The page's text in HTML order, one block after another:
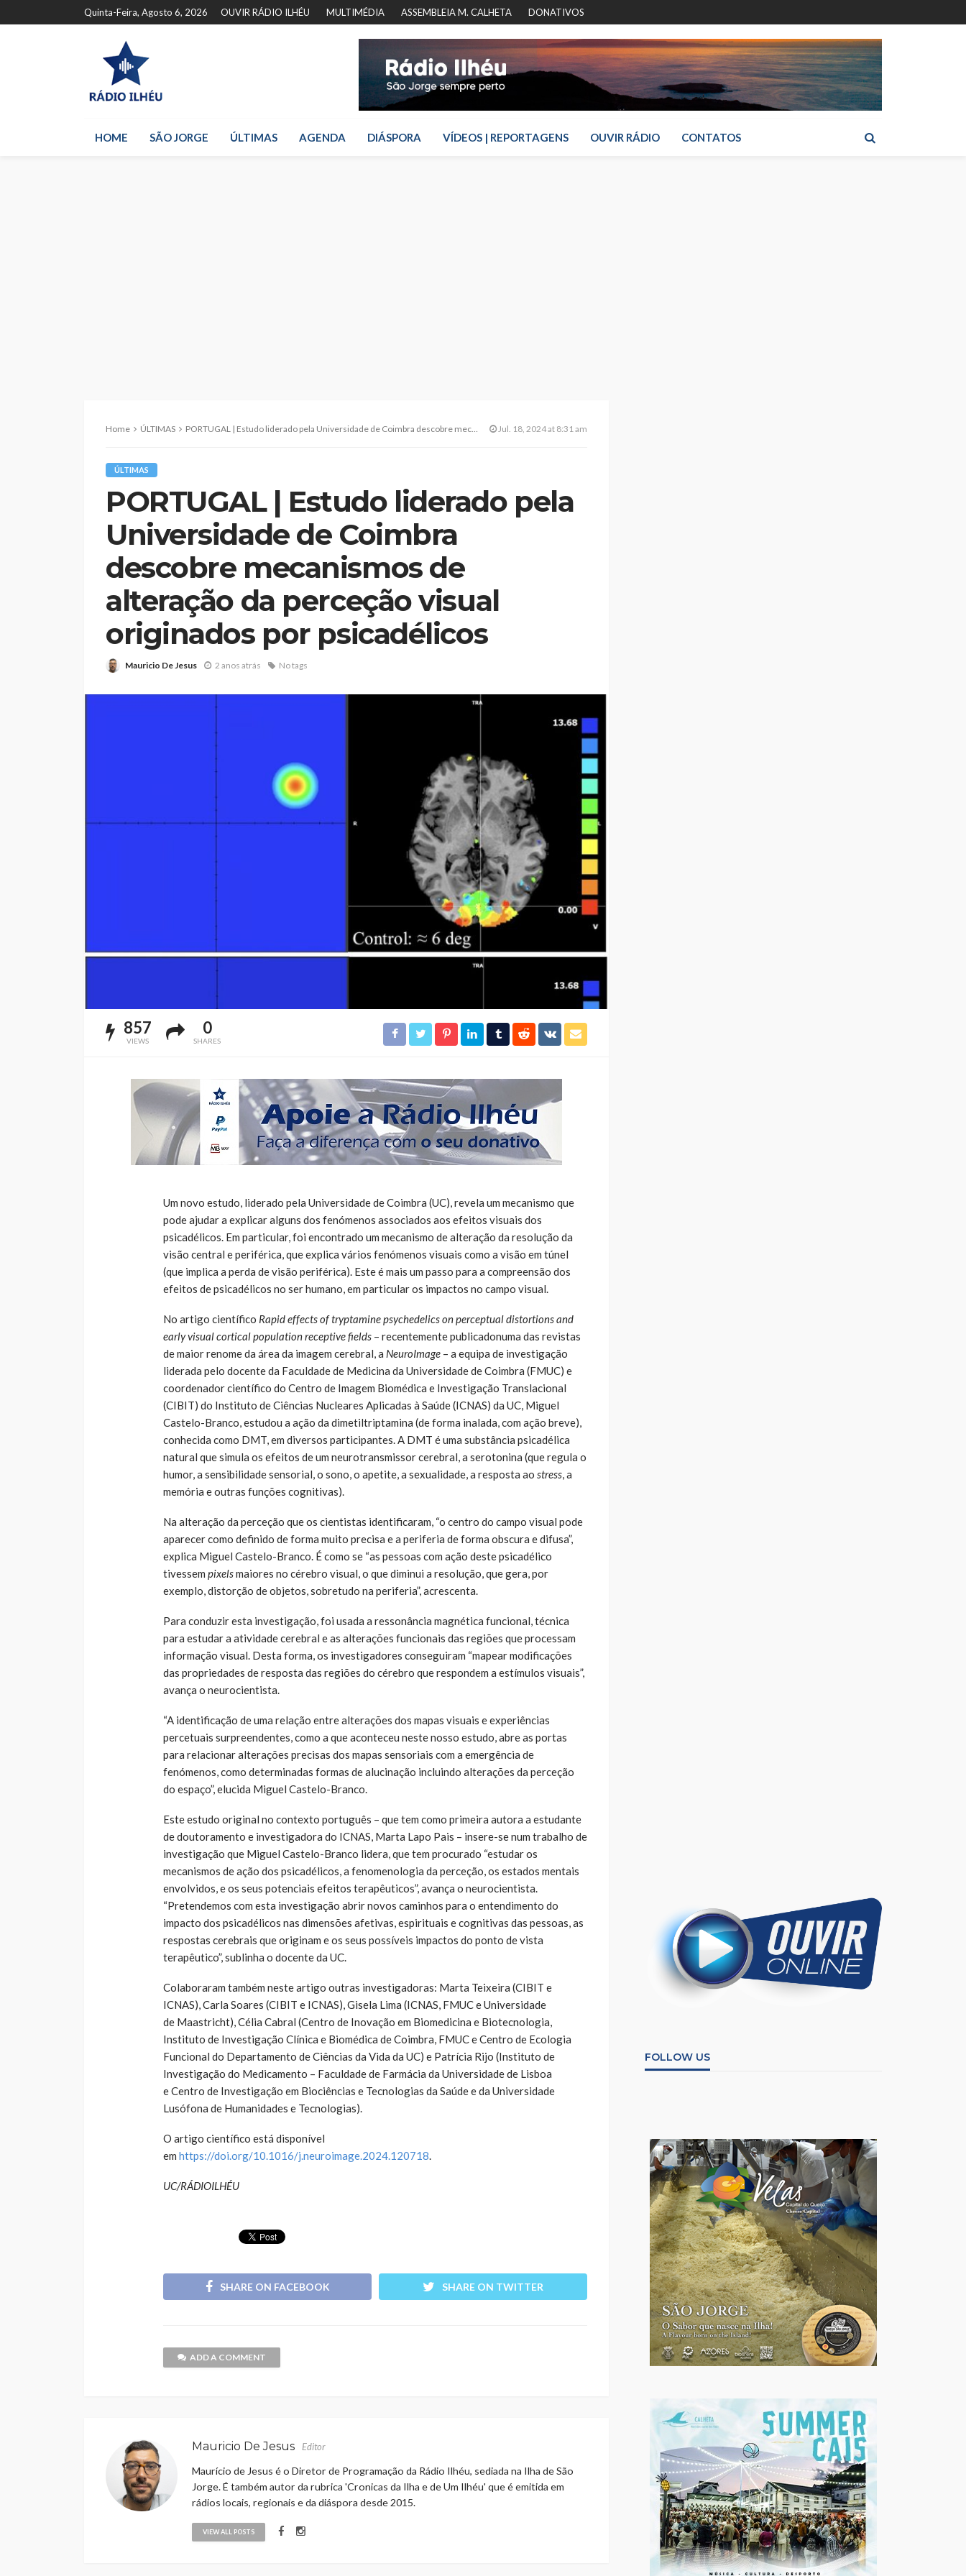
Quinta-Feira, Agosto 6, 2026 OUVIR RÁDIO ILHÉU MULTIMÉDIA ASSEMBLEIA M. CALHETA DONATIVOS
HOME SÃO JORGE ÚLTIMAS AGENDA DIÁSPORA VÍDEOS | REPORTAGENS OUVIR RÁDIO CONTATOS
Home ÚLTIMAS PORTUGAL | Estudo liderado pela Universidade de Coimbra descobre mecanismos de alteração da perceção visual originados por psicadélicos Jul. 18, 2024 at 8:31 am
ÚLTIMAS
PORTUGAL | Estudo liderado pela
Universidade de Coimbra
descobre mecanismos de
alteração da perceção visual
originados por psicadélicos
Mauricio De Jesus 2 anos atrás No tags
857
VIEWS
0
SHARES
Um novo estudo, liderado pela Universidade de Coimbra (UC), revela um mecanismo que
pode ajudar a explicar alguns dos fenómenos associados aos efeitos visuais dos
psicadélicos. Em particular, foi encontrado um mecanismo de alteração da resolução da
visão central e periférica, que explica vários fenómenos visuais como a visão em túnel
(que implica a perda de visão periférica). Este é mais um passo para a compreensão dos
efeitos de psicadélicos no ser humano, em particular os impactos no campo visual.
No artigo científico Rapid effects of tryptamine psychedelics on perceptual distortions and
early visual cortical population receptive fields – recentemente publicadonuma das revistas
de maior renome da área da imagem cerebral, a NeuroImage – a equipa de investigação
liderada pelo docente da Faculdade de Medicina da Universidade de Coimbra (FMUC) e
coordenador científico do Centro de Imagem Biomédica e Investigação Translacional
(CIBIT) do Instituto de Ciências Nucleares Aplicadas à Saúde (ICNAS) da UC, Miguel
Castelo-Branco, estudou a ação da dimetiltriptamina (de forma inalada, com ação breve),
conhecida como DMT, em diversos participantes. A DMT é uma substância psicadélica
natural que simula os efeitos de um neurotransmissor cerebral, a serotonina (que regula o
humor, a sensibilidade sensorial, o sono, o apetite, a sexualidade, a resposta ao stress, a
memória e outras funções cognitivas).
Na alteração da perceção que os cientistas identificaram, “o centro do campo visual pode
aparecer como definido de forma muito precisa e a periferia de forma obscura e difusa”,
explica Miguel Castelo-Branco. É como se “as pessoas com ação deste psicadélico
tivessem pixelsmaiores no cérebro visual, o que diminui a resolução, que gera, por
exemplo, distorção de objetos, sobretudo na periferia”, acrescenta.
Para conduzir esta investigação, foi usada a ressonância magnética funcional, técnica
para estudar a atividade cerebral e as alterações funcionais das regiões que processam
informação visual. Desta forma, os investigadores conseguiram “mapear modificações
das propriedades de resposta das regiões do cérebro que respondem a estímulos visuais”,
avança o neurocientista.
“A identificação de uma relação entre alterações dos mapas visuais e experiências
percetuais surpreendentes, como a que aconteceu neste nosso estudo, abre as portas
para relacionar alterações precisas dos mapas sensoriais com a emergência de
fenómenos, como determinadas formas de alucinação incluindo alterações da perceção
do espaço”, elucida Miguel Castelo-Branco.
Este estudo original no contexto português – que tem como primeira autora a estudante
de doutoramento e investigadora do ICNAS, Marta Lapo Pais – insere-se num trabalho de
investigação que Miguel Castelo-Branco lidera, que tem procurado “estudar os
mecanismos de ação dos psicadélicos, a fenomenologia da perceção, os estados mentais
envolvidos, e os seus potenciais efeitos terapêuticos”, avança o neurocientista.
“Pretendemos com esta investigação abrir novos caminhos para o entendimento do
impacto dos psicadélicos nas dimensões afetivas, espirituais e cognitivas das pessoas, as
respostas cerebrais que originam e os seus possíveis impactos do ponto de vista
terapêutico”, sublinha o docente da UC.
Colaboraram também neste artigo outras investigadoras: Marta Teixeira (CIBIT e
ICNAS), Carla Soares (CIBIT e ICNAS), Gisela Lima (ICNAS, FMUC e Universidade
de Maastricht), Célia Cabral (Centro de Inovação em Biomedicina e Biotecnologia,
Instituto de Investigação Clínica e Biomédica de Coimbra, FMUC e Centro de Ecologia
Funcional do Departamento de Ciências da Vida da UC) e Patrícia Rijo (Instituto de
Investigação do Medicamento – Faculdade de Farmácia da Universidade de Lisboa
e Centro de Investigação em Biociências e Tecnologias da Saúde e da Universidade
Lusófona de Humanidades e Tecnologias).
O artigo científico está disponível
em https://doi.org/10.1016/j.neuroimage.2024.120718.
UC/RÁDIOILHÉU
SHARE ON FACEBOOK SHARE ON TWITTER
ADD A COMMENT
Mauricio De Jesus Editor
Maurício de Jesus é o Diretor de Programação da Rádio Ilhéu, sediada na Ilha de São
Jorge. É também autor da rubrica 'Cronicas da Ilha e de Um Ilhéu' que é emitida em
rádios locais, regionais e da diáspora desde 2015.
VIEW ALL POSTS
FOLLOW US